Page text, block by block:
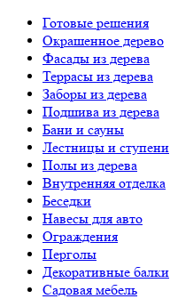
Готовые решения
Окрашенное дерево
Фасады из дерева
Террасы из дерева
Заборы из дерева
Подшива из дерева
Бани и сауны
Лестницы и ступени
Полы из дерева
Внутренняя отделка
Беседки
Навесы для авто
Ограждения
Перголы
Декоративные балки
Садовая мебель